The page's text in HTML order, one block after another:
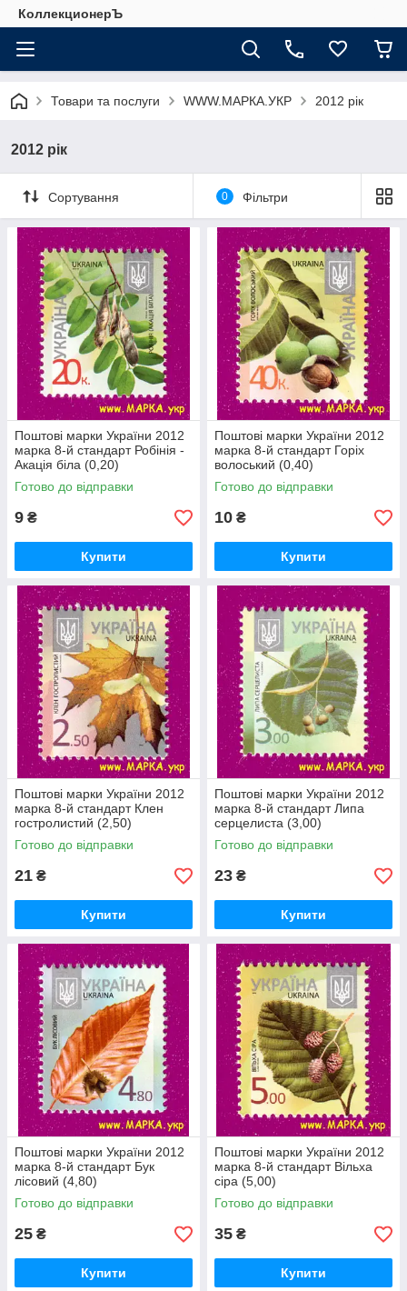
КоллекционерЪ
Товари та послуги WWW.МАРКА.УКР 2012 рік
2012 рік
Сортування 0 Фільтри
Поштові марки України 2012
марка 8-й стандарт Робінія -
Акація біла (0,20)
Готово до відправки
9 ₴
Купити
Поштові марки України 2012
марка 8-й стандарт Горіх
волоський (0,40)
Готово до відправки
10 ₴
Купити
Поштові марки України 2012
марка 8-й стандарт Клен
гостролистий (2,50)
Готово до відправки
21 ₴
Купити
Поштові марки України 2012
марка 8-й стандарт Липа
серцелиста (3,00)
Готово до відправки
23 ₴
Купити
Поштові марки України 2012
марка 8-й стандарт Бук
лісовий (4,80)
Готово до відправки
25 ₴
Купити
Поштові марки України 2012
марка 8-й стандарт Вільха
сіра (5,00)
Готово до відправки
35 ₴
Купити